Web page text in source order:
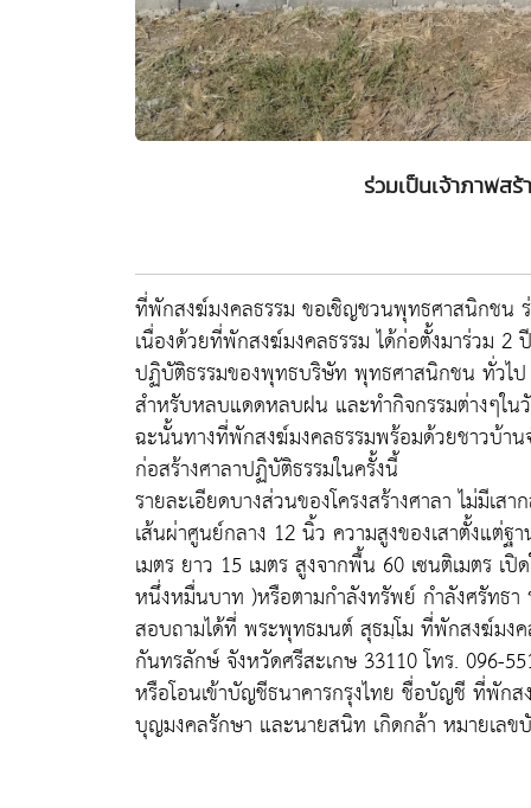
ร่วมเป็นเจ้าภาพส
ที่พักสงฆ์มงคลธรรม ขอเชิญชวนพุทธศาสนิกชน
เนื่องด้วยที่พักสงฆ์มงคลธรรม ได้ก่อตั้งมาร่วม 2
ปฏิบัติธรรมของพุทธบริษัท พุทธศาสนิกชน ทั่วไ
สำหรับหลบแดดหลบฝน และทำกิจกรรมต่างๆใ
ฉะนั้นทางที่พักสงฆ์มงคลธรรมพร้อมด้วยชาวบ้า
ก่อสร้างศาลาปฏิบัติธรรมในครั้งนี้
รายละเอียดบางส่วนของโครงสร้างศาลา ไม่มีเส
เส้นผ่าศูนย์กลาง 12 นิ้ว ความสูงของเสาตั้งแต่
เมตร ยาว 15 เมตร สูงจากพื้น 60 เซนติเมตร เ
หนึ่งหมื่นบาท )หรือตามกำลังทรัพย์ กำลังศรัทธ
สอบถามได้ที่ พระพุทธมนต์ สุธมฺโม ที่พักสงฆ์มง
กันทรลักษ์ จังหวัดศรีสะเกษ 33110 โทร. 096-
หรือโอนเข้าบัญชีธนาคารกรุงไทย ชื่อบัญชี ที่พัก
บุญมงคลรักษา และนายสนิท เกิดกล้า หมายเล